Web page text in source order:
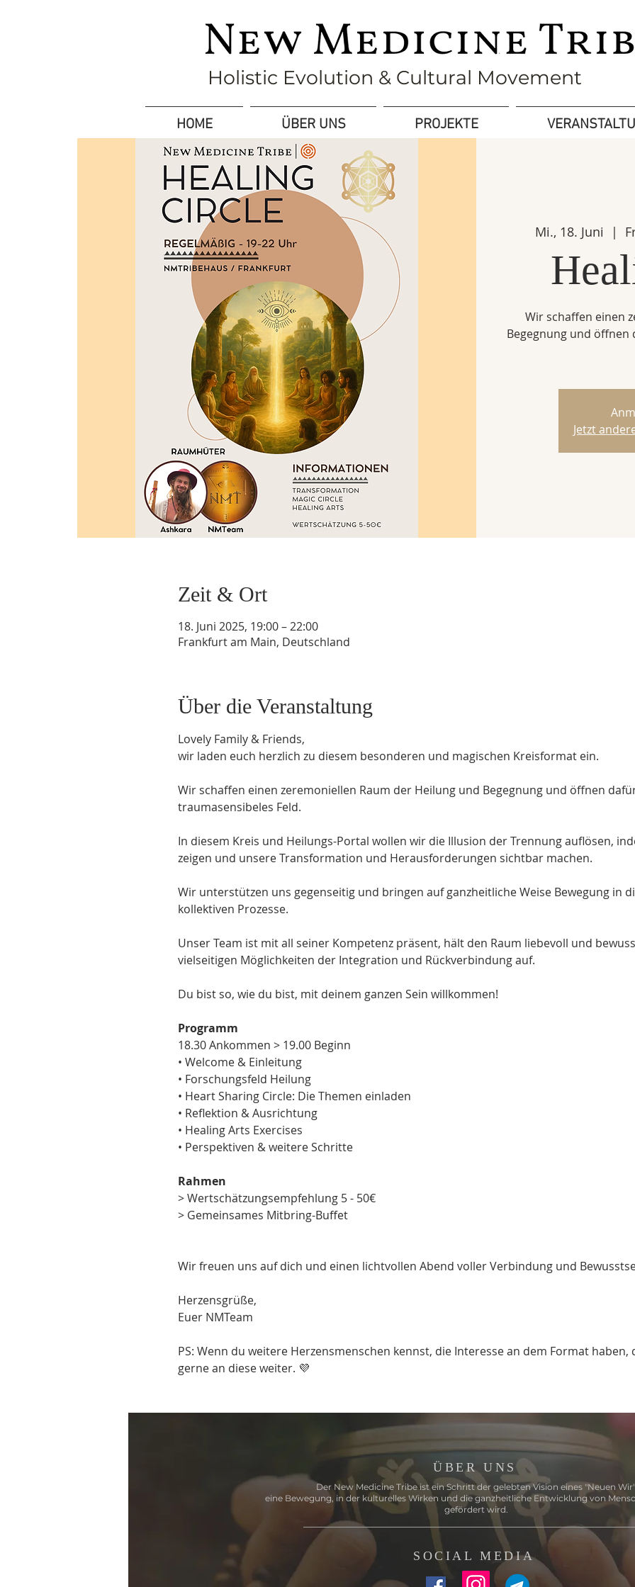
Holistic Evolution & Cultural Movement
HOME ÜBER UNS PROJEKTE
Mi., 18. Juni
  |
Wir schaffen einen
Begegnung und
Jetzt
Zeit & Ort
18. Juni 2025, 19:00 – 22:00
Frankfurt am Main, Deutschland
Über die Veranstaltung
Lovely Family & Friends,
wir laden euch herzlich zu diesem besonderen und magischen Kreisformat ein.
Wir schaffen einen zeremoniellen Raum der Heilung und Begegnung und öffnen
traumasensibeles Feld.
In diesem Kreis und Heilungs-Portal wollen wir die Illusion der Trennung auflösen,
zeigen und unsere Transformation und Herausforderungen sichtbar machen.
Wir unterstützen uns gegenseitig und bringen auf ganzheitliche Weise Bewegung in
kollektiven Prozesse.
Unser Team ist mit all seiner Kompetenz präsent, hält den Raum liebevoll und
vielseitigen Möglichkeiten der Integration und Rückverbindung auf.
Du bist so, wie du bist, mit deinem ganzen Sein willkommen!
Programm
18.30 Ankommen > 19.00 Beginn
• Welcome & Einleitung
• Forschungsfeld Heilung
• Heart Sharing Circle: Die Themen einladen
• Reflektion & Ausrichtung
• Healing Arts Exercises
• Perspektiven & weitere Schritte
Rahmen
> Wertschätzungsempfehlung 5 - 50€
> Gemeinsames Mitbring-Buffet
Wir freuen uns auf dich und einen lichtvollen Abend voller Verbindung und
Herzensgrüße,
Euer NMTeam
PS: Wenn du weitere Herzensmenschen kennst, die Interesse an dem Format
gerne an diese weiter. 💜
ÜBER UNS
Der New Medicine Tribe ist ein Schritt der gelebten Vision eines "Neuen
eine Bewegung, in der kulturelles Wirken und die ganzheitliche Entwicklung von
gefördert wird.
SOCIAL MEDIA